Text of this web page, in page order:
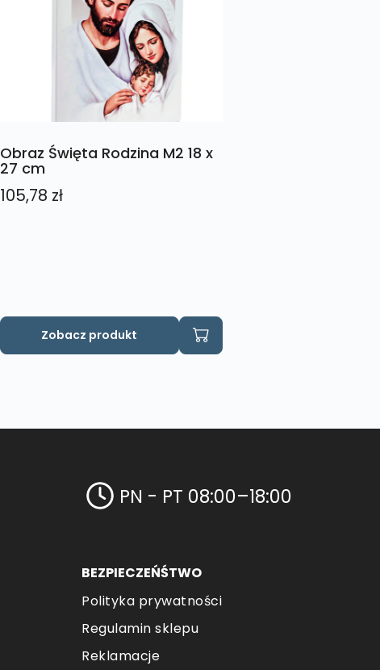
Obraz Święta Rodzina M2 18 x
27 cm
105,78 zł
Zobacz produkt
PN - PT 08:00–18:00
BEZPIECZEŃŚTWO
Polityka prywatności
Regulamin sklepu
Reklamacje